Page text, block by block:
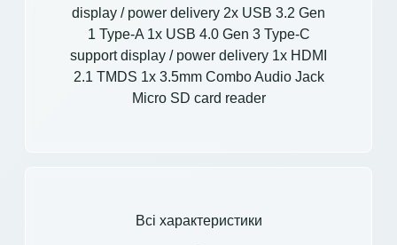
display / power delivery 2x USB 3.2 Gen
1 Type-A 1x USB 4.0 Gen 3 Type-C
support display / power delivery 1x HDMI
2.1 TMDS 1x 3.5mm Combo Audio Jack
Micro SD card reader
Всі характеристики